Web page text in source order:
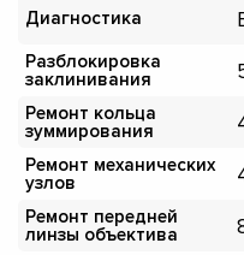
Диагностика
Разблокировка
заклинивания
Ремонт кольца
зуммирования
Ремонт механических
узлов
Ремонт передней
линзы объектива